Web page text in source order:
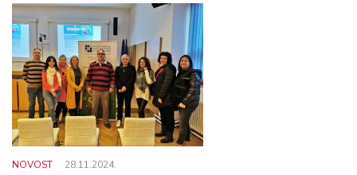
NOVOST 28.11.2024.